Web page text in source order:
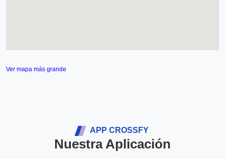
Ver mapa más grande
APP CROSSFY
Nuestra Aplicación